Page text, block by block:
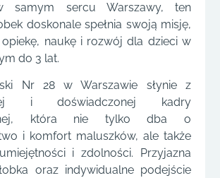
samym sercu Warszawy, ten
doskonale spełnia swoją misję,
naukę i rozwój dla dzieci w
do 3 lat.
Nr 28 w Warszawie słynie z
i doświadczonej kadry
która nie tylko dba o
i komfort maluszków, ale także
i zdolności. Przyjazna
oraz indywidualne podejście